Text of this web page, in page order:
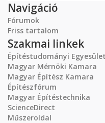
Navigáció
Fórumok
Friss tartalom
Szakmai linkek
Építéstudományi Egyesület
Magyar Mérnöki Kamara
Magyar Építész Kamara
Építészfórum
Magyar Építéstechnika
ScienceDirect
Műszeroldal